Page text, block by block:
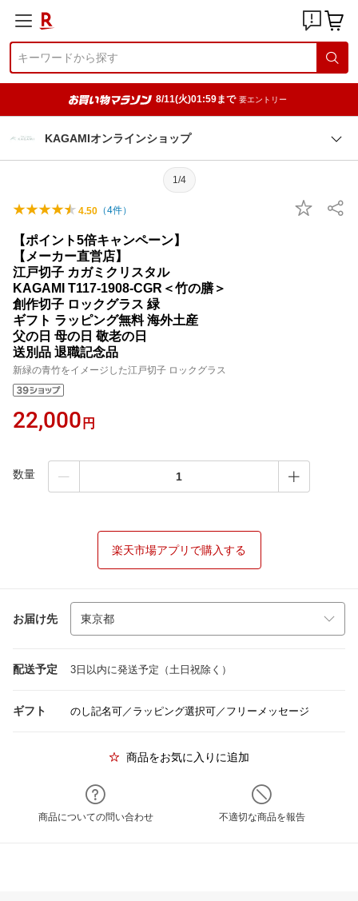
8/11(火)01:59まで 要エントリー
KAGAMIオンラインショップ
1/4
4.50 （4件）
【ポイント5倍キャンペーン】
【メーカー直営店】
江戸切子 カガミクリスタル
KAGAMI T117-1908-CGR＜竹の膳＞
創作切子 ロックグラス 緑
ギフト ラッピング無料 海外土産
父の日 母の日 敬老の日
送別品 退職記念品
新緑の青竹をイメージした江戸切子 ロックグラス
22,000 円
数量
楽天市場アプリで購入する
お届け先
配送予定 3日以内に発送予定（土日祝除く）
ギフト のし記名可／ラッピング選択可／フリーメッセージ
商品をお気に入りに追加
商品についての問い合わせ 不適切な商品を報告